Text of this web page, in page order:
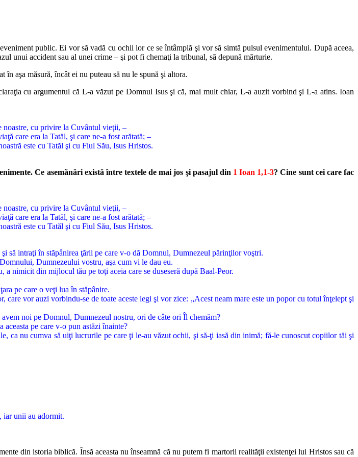
public. Ei vor să vadă cu ochii lor ce se întâmplă şi vor să simtă pulsul evenimentului. După aceea,
unui accident sau al unei crime – şi pot fi chemaţi la tribunal, să depună mărturie.
aşa măsură, încât ei nu puteau să nu le spună şi altora.
cu argumentul că L-a văzut pe Domnul Isus şi că, mai mult chiar, L-a auzit vorbind şi L-a atins. Ioan
noastre, cu privire la Cuvântul vieţii, –
care era la Tatăl, şi care ne-a fost arătată; –
este cu Tatăl şi cu Fiul Său, Isus Hristos.
Ce asemănări există între textele de mai jos şi pasajul din 1 Ioan 1,1-3? Cine sunt cei care fac
noastre, cu privire la Cuvântul vieţii, –
care era la Tatăl, şi care ne-a fost arătată; –
este cu Tatăl şi cu Fiul Său, Isus Hristos.
să intraţi în stăpânirea ţării pe care v-o dă Domnul, Dumnezeul părinţilor voştri.
Dumnezeului vostru, aşa cum vi le dau eu.
nimicit din mijlocul tău pe toţi aceia care se duseseră după Baal-Peor.
pe care o veţi lua în stăpânire.
vor auzi vorbindu-se de toate aceste legi şi vor zice: „Acest neam mare este un popor cu totul înţelept şi
noi pe Domnul, Dumnezeul nostru, ori de câte ori Îl chemăm?
aceasta pe care v-o pun astăzi înainte?
ca nu cumva să uiţi lucrurile pe care ţi le-au văzut ochii, şi să-ţi iasă din inimă; fă-le cunoscut copiilor tăi şi
iar unii au adormit.
din istoria biblică. Însă aceasta nu înseamnă că nu putem fi martorii realităţii existenţei lui Hristos sau că